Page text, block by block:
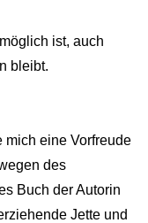
ist, auch
bleibt.
mich eine Vorfreude
des
Buch der Autorin
Jette und